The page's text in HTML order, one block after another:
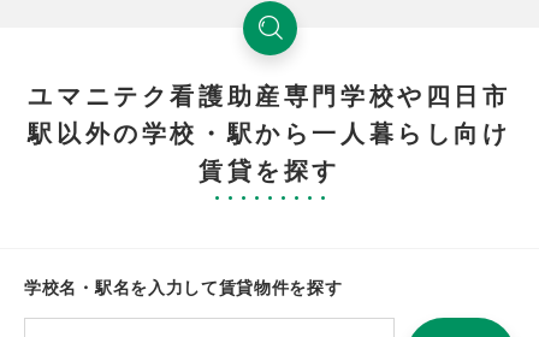
ユマニテク看護助産専門学校や四日市
駅以外の学校・駅から一人暮らし向け
賃貸を探す
学校名・駅名を入力して賃貸物件を探す